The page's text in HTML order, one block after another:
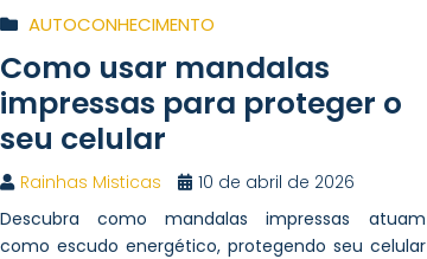
AUTOCONHECIMENTO
Como usar mandalas
impressas para proteger o
seu celular
Rainhas Misticas
10 de abril de 2026
Descubra como mandalas impressas atuam
como escudo energético, protegendo seu celular